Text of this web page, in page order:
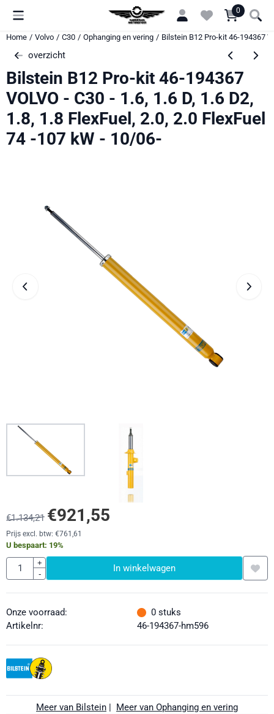
Cookievoorkeuren zijn momenteel gesloten. 0
Home / Volvo / C30 / Ophanging en vering / Bilstein B12 Pro-kit 46-194367
overzicht
Bilstein B12 Pro-kit 46-194367
VOLVO - C30 - 1.6, 1.6 D, 1.6 D2,
1.8, 1.8 FlexFuel, 2.0, 2.0 FlexFuel
74 -107 kW - 10/06-
€1.134,21 €921,55
Prijs excl. btw: €761,61
U bespaart: 19%
Aantal
+
-
In winkelwagen
Onze voorraad: 0 stuks
Artikelnr:
46-194367-hm596
Meer van Bilstein Meer van Ophanging en vering